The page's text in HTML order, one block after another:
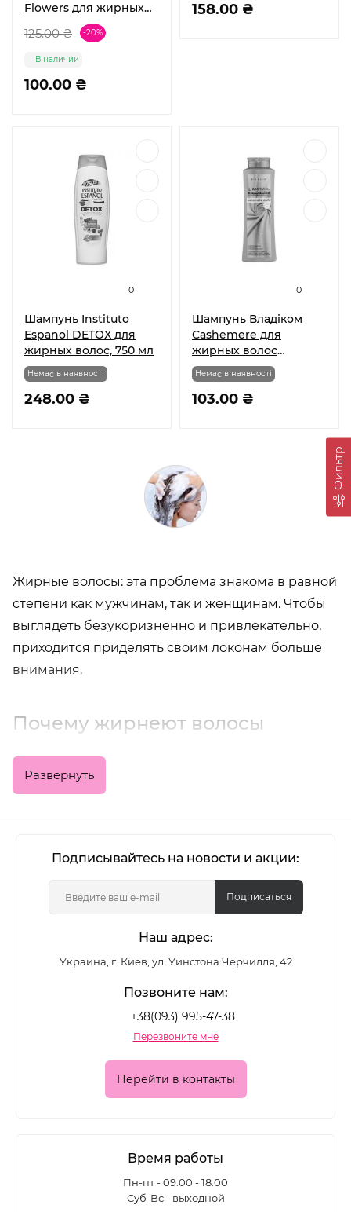
Фильтр
Flowers для жирных
волос 400 мл
125.00 ₴ -20%
100.00 ₴
В наличии
158.00 ₴
0
Шампунь Instituto
Espanol DETOX для
жирных волос, 750 мл
248.00 ₴
Немає в наявності
0
Шампунь Владіком
Cashemere для
жирных волос
Суперочистка с
кашемиром и
ниацинамидом 500 мл
103.00 ₴
Немає в наявності
Жирные волосы: эта проблема знакома в равной
степени как мужчинам, так и женщинам. Чтобы
выглядеть безукоризненно и привлекательно,
приходится приделять своим локонам больше
внимания.
Почему жирнеют волосы
Чтобы бороться с проблемой, необходимо
понимать какие причины приводят к данной
Если это генетическая предрасположенность,
безсмысленно, можно только воспользоватья
советами как ухаживать за жирными волосами;
Но в других случаях, достаточно устранить
причину и применять косметические средства, к
которым относятся:
Среди основных факторов влияющих на
Развернуть
Подписывайтесь на новости и акции:
Подписаться
Наш адрес:
Украина, г. Киев, ул. Уинстона Черчилля, 42
Позвоните нам:
+38(093) 995-47-38
Перезвоните мне
Перейти в контакты
Время работы
Пн-пт - 09:00 - 18:00
Суб-Вс - выходной